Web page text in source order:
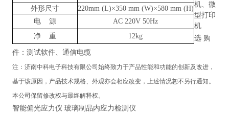
外形尺寸
220mm (L)×350 mm (W)×580 mm (H)
电
源
AC 220V 50Hz
净
重 12kg
机、微
型打印
机
选 购
件：测试软件、通信电缆
注： 济南中科电子科技有限公司 始终致力于产品性能和功能的创新及改进，
基于该原因，产品技术规格、外观亦会相应改变，上述情况恕不另行通知。
本公司保留修改权与最终解释权。
智能偏光应力仪 玻璃制品内应力检测仪